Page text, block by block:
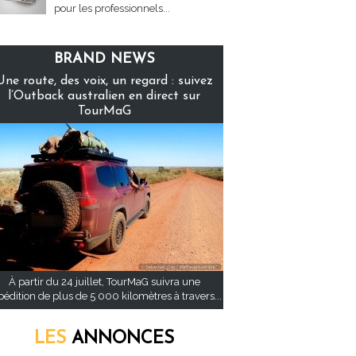
pour les professionnels...
BRAND NEWS
route, des voix, un regard : suivez
l’Outback australien en direct sur
TourMaG
À partir du 24 juillet, TourMaG suivra une
de plus de 5 000 kilomètres à travers...
LES ANNONCES